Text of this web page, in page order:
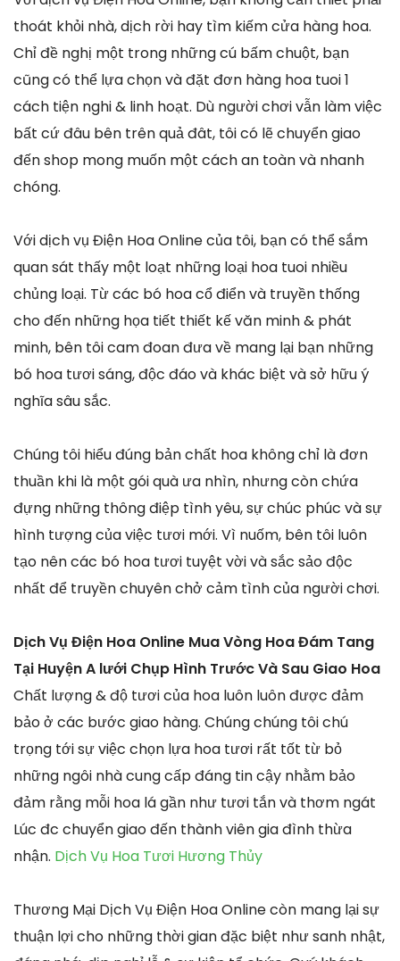
thoát khỏi nhà, dịch rời hay tìm kiếm cửa hàng hoa.
Chỉ đề nghị một trong những cú bấm chuột, bạn
cũng có thể lựa chọn và đặt đơn hàng hoa tuoi 1
cách tiện nghi & linh hoạt. Dù người chơi vẫn làm việc
bất cứ đâu bên trên quả đât, tôi có lẽ chuyển giao
đến shop mong muốn một cách an toàn và nhanh
chóng.
Với dịch vụ Điện Hoa Online của tôi, bạn có thể sắm
quan sát thấy một loạt những loại hoa tuoi nhiều
chủng loại. Từ các bó hoa cổ điển và truyền thống
cho đến những họa tiết thiết kế văn minh & phát
minh, bên tôi cam đoan đưa về mang lại bạn những
bó hoa tươi sáng, độc đáo và khác biệt và sở hữu ý
nghĩa sâu sắc.
Chúng tôi hiểu đúng bản chất hoa không chỉ là đơn
thuần khi là một gói quà ưa nhìn, nhưng còn chứa
đựng những thông điệp tình yêu, sự chúc phúc và sự
hình tượng của việc tươi mới. Vì nuốm, bên tôi luôn
tạo nên các bó hoa tươi tuyệt vời và sắc sảo độc
nhất để truyền chuyên chở cảm tình của người chơi.
Dịch Vụ Điện Hoa Online Mua Vòng Hoa Đám Tang
Tại Huyện A lưới Chụp Hình Trước Và Sau Giao Hoa
Chất lượng & độ tươi của hoa luôn luôn được đảm
bảo ở các bước giao hàng. Chúng chúng tôi chú
trọng tới sự việc chọn lựa hoa tươi rất tốt từ bỏ
những ngôi nhà cung cấp đáng tin cậy nhằm bảo
đảm rằng mỗi hoa lá gần như tươi tắn và thơm ngát
Lúc đc chuyển giao đến thành viên gia đình thừa
nhận. Dịch Vụ Hoa Tươi Hương Thủy
Thương Mại Dịch Vụ Điện Hoa Online còn mang lại sự
thuận lợi cho những thời gian đặc biệt như sanh nhật,